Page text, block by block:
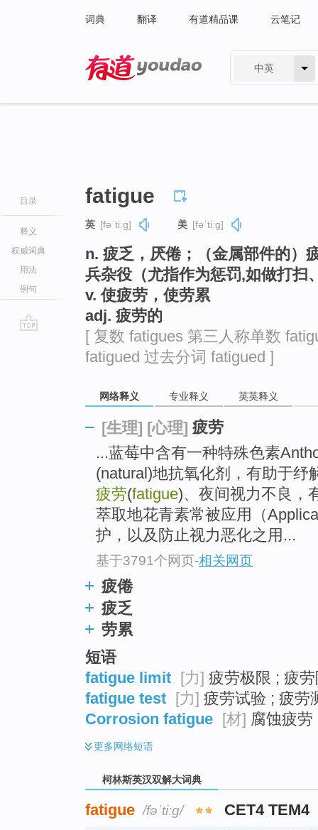
词典 翻译 有道精品课 云笔记
中英
目录
释义
权威词典
用法
例句
fatigue
英 [fəˈtiːɡ] 美 [fəˈtiːɡ]
n. 疲乏，厌倦；（金属部件的）
兵杂役（尤指作为惩罚,如做打扫
v. 使疲劳，使劳累
adj. 疲劳的
[ 复数 fatigues 第三人称单数
fatigued 过去分词 fatigued ]
网络释义 专业释义 英英释义
[生理] [心理] 疲劳
...蓝莓中含有一种特殊色素
(natural)地抗氧化剂，有助于纾
疲劳(fatigue)、夜间视力不良，
萃取地花青素常被应用（
护，以及防止视力恶化之用...
基于3791个网页-相关网页
疲倦
疲乏
劳累
短语
fatigue limit [力] 疲劳极限 ; 疲
fatigue test [力] 疲劳试验 ; 疲劳
Corrosion fatigue [材] 腐蚀疲
更多网络短语
柯林斯英汉双解大词典
fatigue /fəˈtiːɡ/ CET4 TEM4